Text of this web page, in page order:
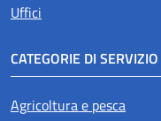
Uffici
CATEGORIE DI SERVIZIO
Agricoltura e pesca